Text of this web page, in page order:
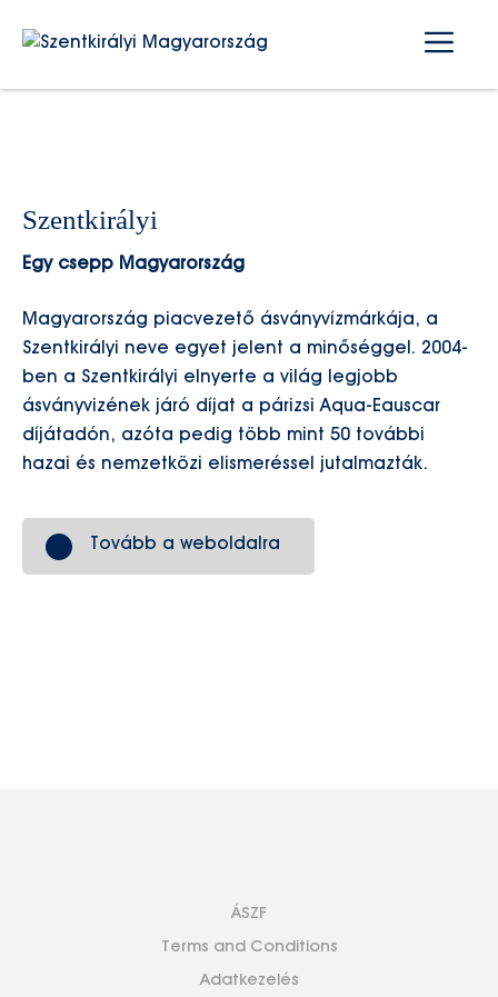
Szentkirályi
Egy csepp Magyarország
Magyarország piacvezető ásványvízmárkája, a
Szentkirályi neve egyet jelent a minőséggel. 2004-
ben a Szentkirályi elnyerte a világ legjobb
ásványvizének járó díjat a párizsi Aqua-Eauscar
díjátadón, azóta pedig több mint 50 további
hazai és nemzetközi elismeréssel jutalmazták.
Tovább a weboldalra
ÁSZF
Terms and Conditions
Adatkezelés